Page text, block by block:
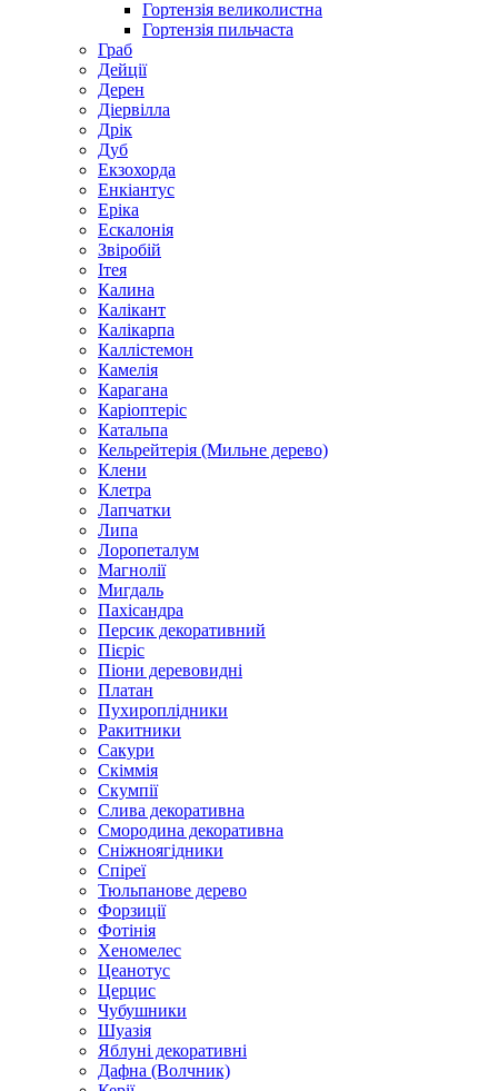
Гортензія великолистна
Гортензія пильчаста
Граб
Дейції
Дерен
Діервілла
Дрік
Дуб
Екзохорда
Енкіантус
Еріка
Ескалонія
Звіробій
Ітея
Калина
Калікант
Калікарпа
Каллістемон
Камелія
Карагана
Каріоптеріс
Катальпа
Кельрейтерія (Мильне дерево)
Клени
Клетра
Лапчатки
Липа
Лоропеталум
Магнолії
Мигдаль
Пахісандра
Персик декоративний
Пієріс
Піони деревовидні
Платан
Пухироплідники
Ракитники
Сакури
Скіммія
Скумпії
Слива декоративна
Смородина декоративна
Сніжноягідники
Спіреї
Тюльпанове дерево
Форзиції
Фотінія
Хеномелес
Цеанотус
Церцис
Чубушники
Шуазія
Яблуні декоративні
Дафна (Волчник)